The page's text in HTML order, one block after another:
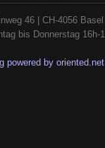
46 | CH-4056
bis Donnerstag 16h-
powered by oriented.net